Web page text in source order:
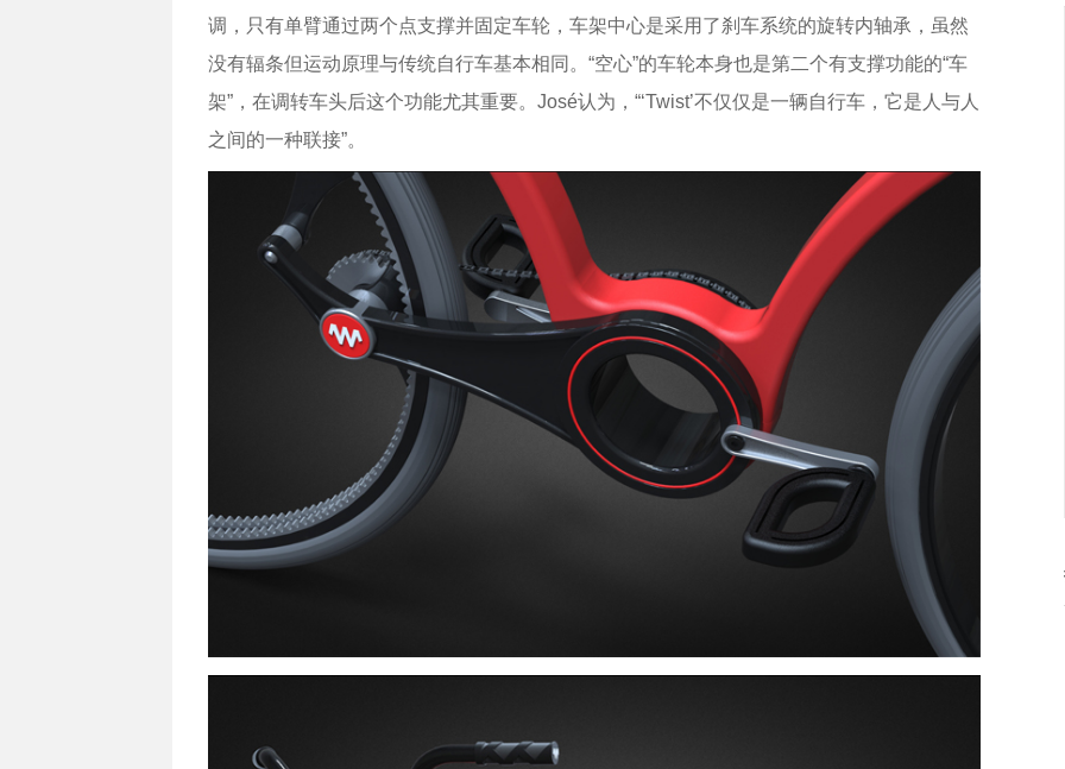
调，只有单臂通过两个点支撑并固定车轮，车架中心是采用了刹车系统的旋转内轴承，虽然
没有辐条但运动原理与传统自行车基本相同。“空心”的车轮本身也是第二个有支撑功能的“车
架”，在调转车头后这个功能尤其重要。José认为，“‘Twist’不仅仅是一辆自行车，它是人与人
之间的一种联接”。